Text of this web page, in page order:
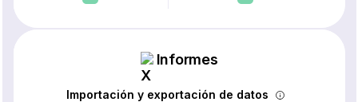
Informes
Importación y exportación de datos